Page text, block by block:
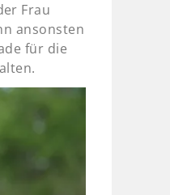
Frau
ansonsten
für die